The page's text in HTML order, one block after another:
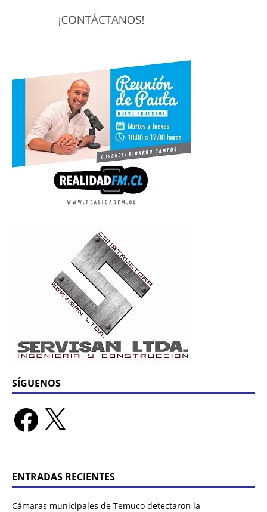
SÍGUENOS
ENTRADAS RECIENTES
Cámaras municipales de Temuco detectaron la